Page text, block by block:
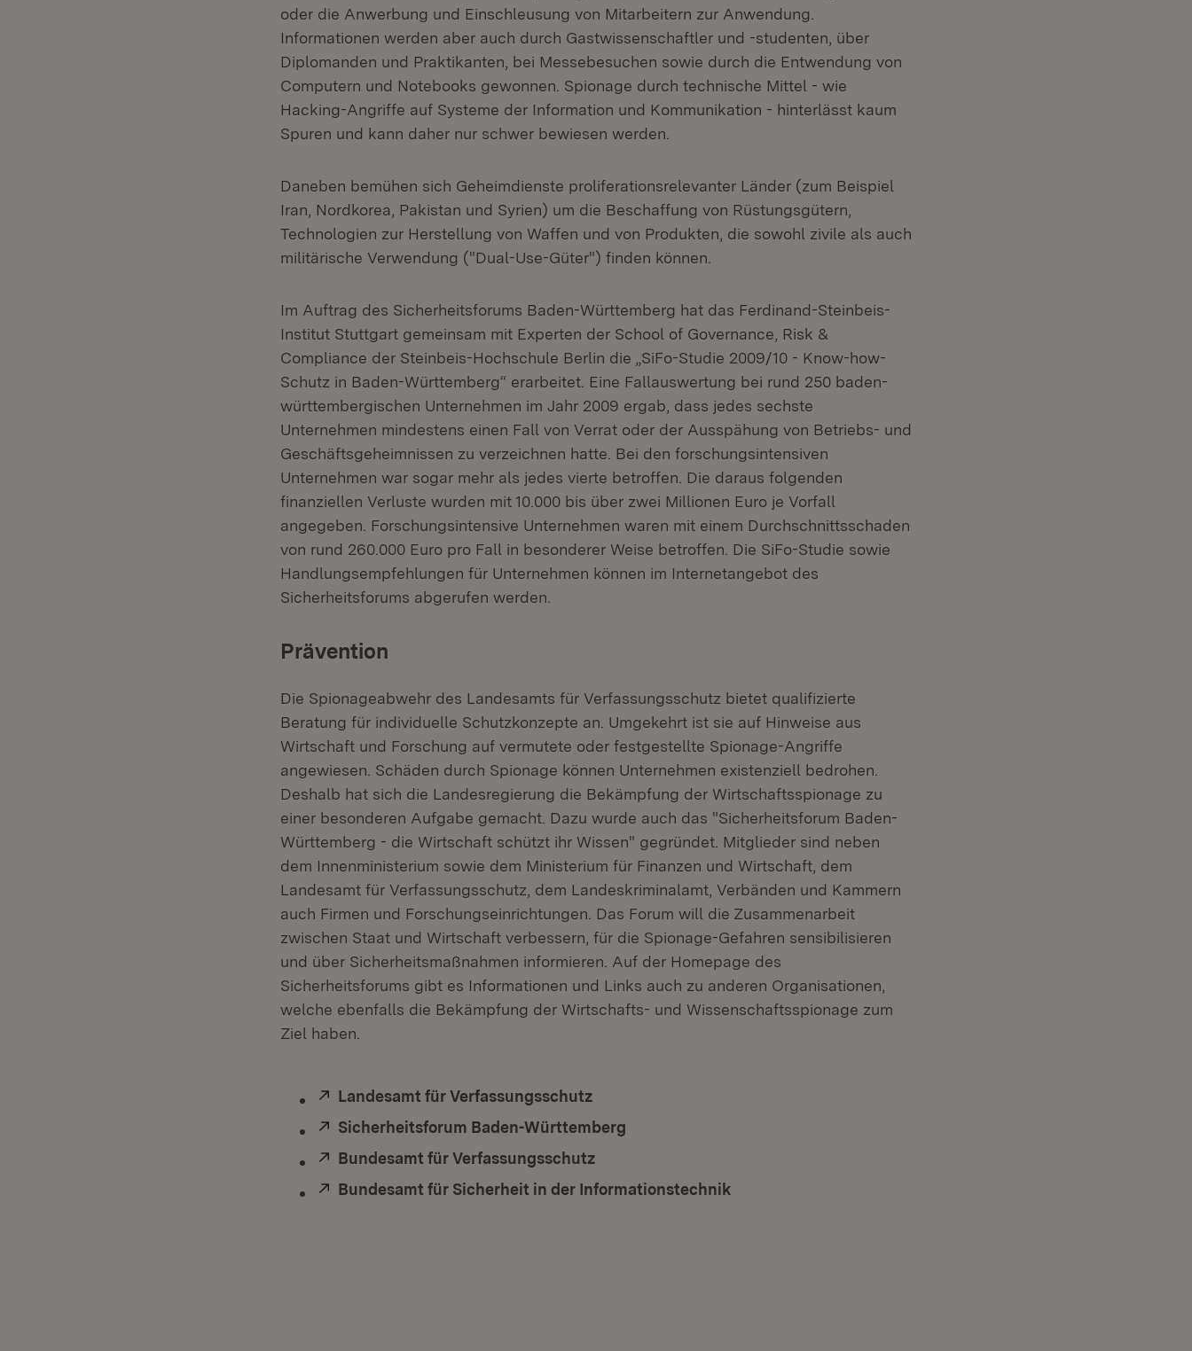
oder die Anwerbung und Einschleusung von Mitarbeitern zur Anwendung.
Informationen werden aber auch durch Gastwissenschaftler und -studenten, über
Diplomanden und Praktikanten, bei Messebesuchen sowie durch die Entwendung von
Computern und Notebooks gewonnen. Spionage durch technische Mittel - wie
Hacking-Angriffe auf Systeme der Information und Kommunikation - hinterlässt kaum
Spuren und kann daher nur schwer bewiesen werden.
Daneben bemühen sich Geheimdienste proliferationsrelevanter Länder (zum Beispiel
Iran, Nordkorea, Pakistan und Syrien) um die Beschaffung von Rüstungsgütern,
Technologien zur Herstellung von Waffen und von Produkten, die sowohl zivile als auch
militärische Verwendung ("Dual-Use-Güter") finden können.
Im Auftrag des Sicherheitsforums Baden-Württemberg hat das Ferdinand-Steinbeis-
Institut Stuttgart gemeinsam mit Experten der School of Governance, Risk &
Compliance der Steinbeis-Hochschule Berlin die „SiFo-Studie 2009/10 - Know-how-
Schutz in Baden-Württemberg“ erarbeitet. Eine Fallauswertung bei rund 250 baden-
württembergischen Unternehmen im Jahr 2009 ergab, dass jedes sechste
Unternehmen mindestens einen Fall von Verrat oder der Ausspähung von Betriebs- und
Geschäftsgeheimnissen zu verzeichnen hatte. Bei den forschungsintensiven
Unternehmen war sogar mehr als jedes vierte betroffen. Die daraus folgenden
finanziellen Verluste wurden mit 10.000 bis über zwei Millionen Euro je Vorfall
angegeben. Forschungsintensive Unternehmen waren mit einem Durchschnittsschaden
von rund 260.000 Euro pro Fall in besonderer Weise betroffen. Die SiFo-Studie sowie
Handlungsempfehlungen für Unternehmen können im Internetangebot des
Sicherheitsforums abgerufen werden.
Prävention
Die Spionageabwehr des Landesamts für Verfassungsschutz bietet qualifizierte
Beratung für individuelle Schutzkonzepte an. Umgekehrt ist sie auf Hinweise aus
Wirtschaft und Forschung auf vermutete oder festgestellte Spionage-Angriffe
angewiesen. Schäden durch Spionage können Unternehmen existenziell bedrohen.
Deshalb hat sich die Landesregierung die Bekämpfung der Wirtschaftsspionage zu
einer besonderen Aufgabe gemacht. Dazu wurde auch das "Sicherheitsforum Baden-
Württemberg - die Wirtschaft schützt ihr Wissen" gegründet. Mitglieder sind neben
dem Innenministerium sowie dem Ministerium für Finanzen und Wirtschaft, dem
Landesamt für Verfassungsschutz, dem Landeskriminalamt, Verbänden und Kammern
auch Firmen und Forschungseinrichtungen. Das Forum will die Zusammenarbeit
zwischen Staat und Wirtschaft verbessern, für die Spionage-Gefahren sensibilisieren
und über Sicherheitsmaßnahmen informieren. Auf der Homepage des
Sicherheitsforums gibt es Informationen und Links auch zu anderen Organisationen,
welche ebenfalls die Bekämpfung der Wirtschafts- und Wissenschaftsspionage zum
Ziel haben.
Extern:
Landesamt für Verfassungsschutz
Extern:
Sicherheitsforum Baden-Württemberg
Extern:
Bundesamt für Verfassungsschutz
Extern:
Bundesamt für Sicherheit in der Informationstechnik